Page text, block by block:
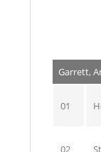
Garrett,
01
02